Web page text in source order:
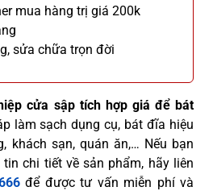
mua hàng trị giá 200k
sửa chữa trọn đời
cửa sập tích hợp giá để bát
làm sạch dụng cụ, bát đĩa hiệu
khách sạn, quán ăn,… Nếu bạn
chi tiết về sản phẩm, hãy liên
để được tư vấn miễn phí và